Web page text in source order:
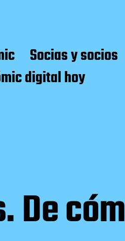
Socias y socios
digital hoy